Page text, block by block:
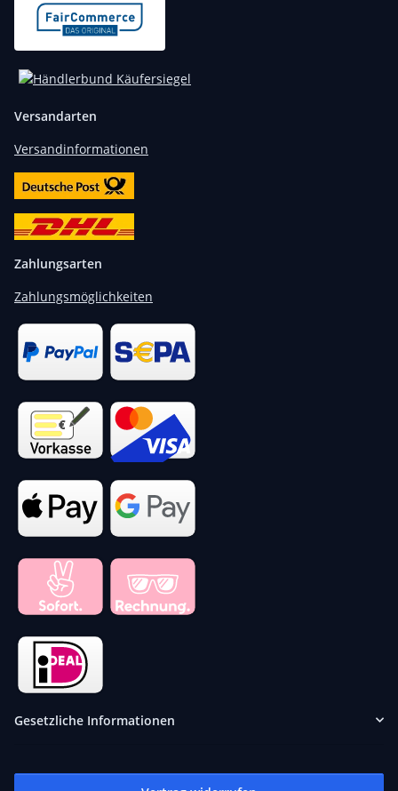
Versandarten
Versandinformationen
Zahlungsarten
Zahlungsmöglichkeiten
Gesetzliche Informationen